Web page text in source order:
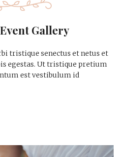
Gallery
tristique senectus et netus et
egestas. Ut tristique pretium
est vestibulum id